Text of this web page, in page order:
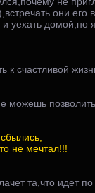
они его
уехать домой,но я
к счастливой
можешь
не мечтал!!!
та,что идет